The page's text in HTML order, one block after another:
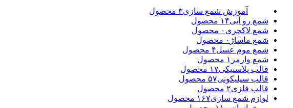
آموزش شمع سازی۳ محصول
شمع رو آبی۱۴ محصول
شمع لاکچری ۰ محصول
شمع ماساژ ۰ محصول
شمع موم عسل۴ محصول
شمع وارمر ۱ محصول
قالب پلاستیکی۱۷ محصول
قالب سیلیکونی۵۷ محصول
قالب فلزی۲ محصول
لوازم شمع سازی۱۶۷ محصول